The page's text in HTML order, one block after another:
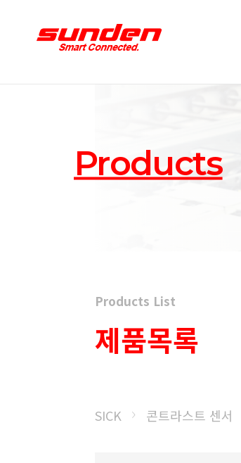
Products
Products List
제품목록
SICK 콘트라스트 센서